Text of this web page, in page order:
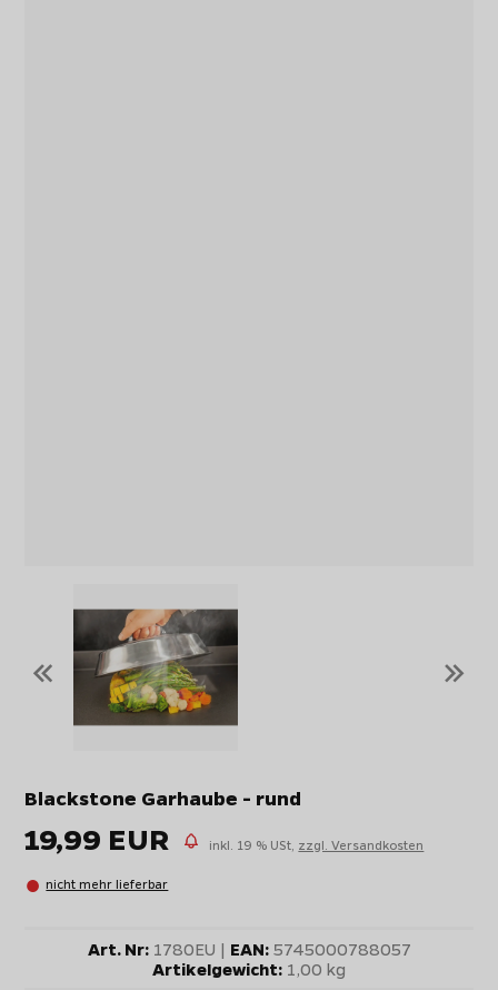
« »
Blackstone Garhaube - rund
19,99 EUR inkl. 19 % USt, zzgl. Versandkosten
nicht mehr lieferbar
Art. Nr:1780EU | EAN:5745000788057
Artikelgewicht: 1,00 kg